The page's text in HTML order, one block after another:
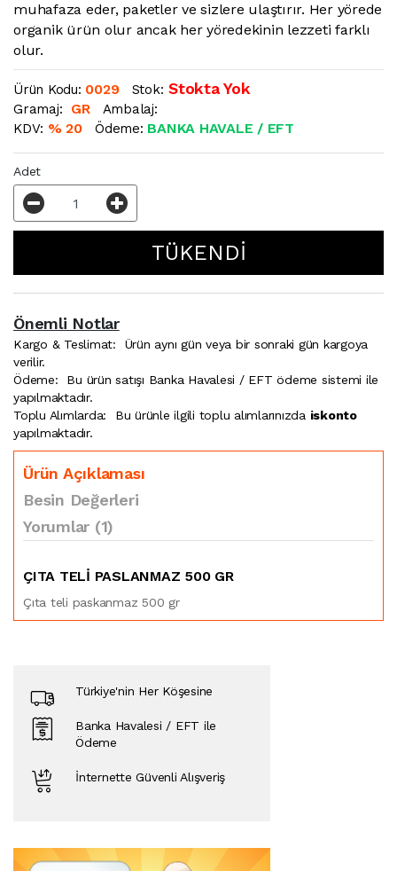
muhafaza eder, paketler ve sizlere ulaştırır. Her yörede
organik ürün olur ancak her yöredekinin lezzeti farklı
olur.
Ürün Kodu: 0029Stok: Stokta Yok
Gramaj: GRAmbalaj:
KDV: % 20Ödeme: BANKA HAVALE / EFT
Adet
Önemli Notlar
Kargo & Teslimat:
Ürün aynı gün veya bir sonraki gün kargoya
verilir.
Ödeme:
Bu ürün satışı Banka Havalesi / EFT ödeme sistemi ile
yapılmaktadır.
Toplu Alımlarda:
Bu ürünle ilgili toplu alımlarınızda iskonto
yapılmaktadır.
Ürün Açıklaması
Besin Değerleri
Yorumlar (1)
ÇITA TELI PASLANMAZ 500 GR
Çıta teli paskanmaz 500 gr
Türkiye'nin Her Köşesine
Banka Havalesi / EFT ile
Ödeme
İnternette Güvenli Alışveriş